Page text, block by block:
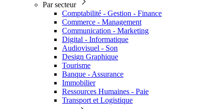
Par secteur
Comptabilité - Gestion - Finance
Commerce - Management
Communication - Marketing
Digital - Informatique
Audiovisuel - Son
Design Graphique
Tourisme
Banque - Assurance
Immobilier
Ressources Humaines - Paie
Transport et Logistique